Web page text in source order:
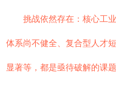
挑战依然存在：核心工
体系尚不健全、复合型人才
显著等，都是亟待破解的课题